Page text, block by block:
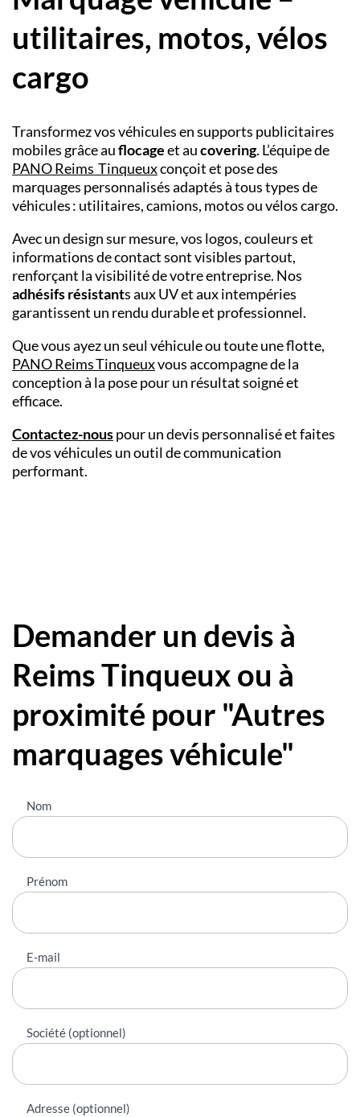
utilitaires, motos, vélos
cargo
Transformez vos véhicules en supports publicitaires
mobiles grâce auflocageet aucovering. L’équipe de
PANO Reims Tinqueuxconçoit et pose des
marquages personnalisés adaptés à tous types de
véhicules : utilitaires, camions, motos ou vélos cargo.
Avec un design sur mesure, vos logos, couleurs et
informations de contact sont visibles partout,
renforçant la visibilité de votre entreprise. Nos
adhésifs résistants aux UV et aux intempéries
garantissent un rendu durable et professionnel.
Que vous ayez un seul véhicule ou toute une flotte,
PANO Reims Tinqueuxvous accompagne de la
conception à la pose pour un résultat soigné et
efficace.
Contactez-nouspour un devis personnalisé et faites
de vos véhicules un outil de communication
performant.
Demander un devis à
Reims Tinqueux ou à
proximité pour "Autres
marquages véhicule"
Nous
contacter
Nom
Prénom
E-mail
Société (optionnel)
Adresse (optionnel)